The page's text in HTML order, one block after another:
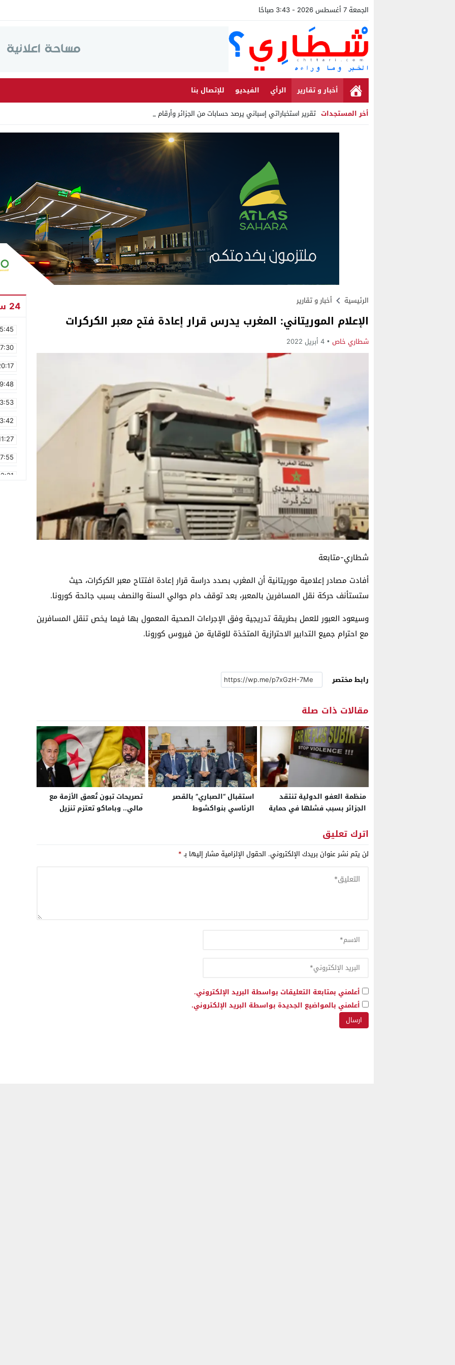
الجمعة 7 أغسطس 2026 - 3:43 صباحًا
أخبار و تقارير الرأي الفيديو
للإتصال بنا
أخر المستجدات تقرير استخباراتي إسباني يرصد حسابات من الجزائر وأرقاما بـ”213+_
Stop
الرئيسية أخبار و تقارير
الإعلام الموريتاني: المغرب يدرس قرار إعادة فتح معبر الكركرات
شطاري خاص 4 أبريل 2022
شطاري-متابعة
أفادت مصادر إعلامية موريتانية أن المغرب بصدد دراسة قرار إعادة افتتاح معبر الكركرات، حيث
ستستأنف حركة نقل المسافرين بالمعبر، بعد توقف دام حوالي السنة والنصف بسبب جائحة كورونا.
وسيعود العبور للعمل بطريقة تدريجية وفق الإجراءات الصحية المعمول بها فيما يخص تنقل المسافرين
مع احترام جميع التدابير الاحترازية المتخذة للوقاية من فيروس كورونا.
رابط مختصر
مقالات ذات صلة
منظمة العفو الدولية تنتقد
الجزائر بسبب فشلها في حماية
الالتزام بتعهدات أطلقتها منذ
22 سنة
استقبال “الصباري” بالقصر
الرئاسي بنواكشوط
تصريحات تبون تُعمق الأزمة مع
مالي.. وباماكو تعتزم تنزيل
اترك تعليق
لن يتم نشر عنوان بريدك الإلكتروني. الحقول الإلزامية مشار إليها بـ*
أعلمني بمتابعة التعليقات بواسطة البريد الإلكتروني.
أعلمني بالمواضيع الجديدة بواسطة البريد الإلكتروني.
24 ساعة